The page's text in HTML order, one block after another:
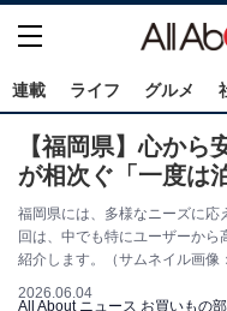
連載 ライフ グルメ
【福岡県】心から
が相次ぐ「一度は
福岡県には、多様なニーズに応
回は、中でも特にユーザーか
紹介します。（サムネイル画像
2026.06.04
All About ニュース お買いもの部